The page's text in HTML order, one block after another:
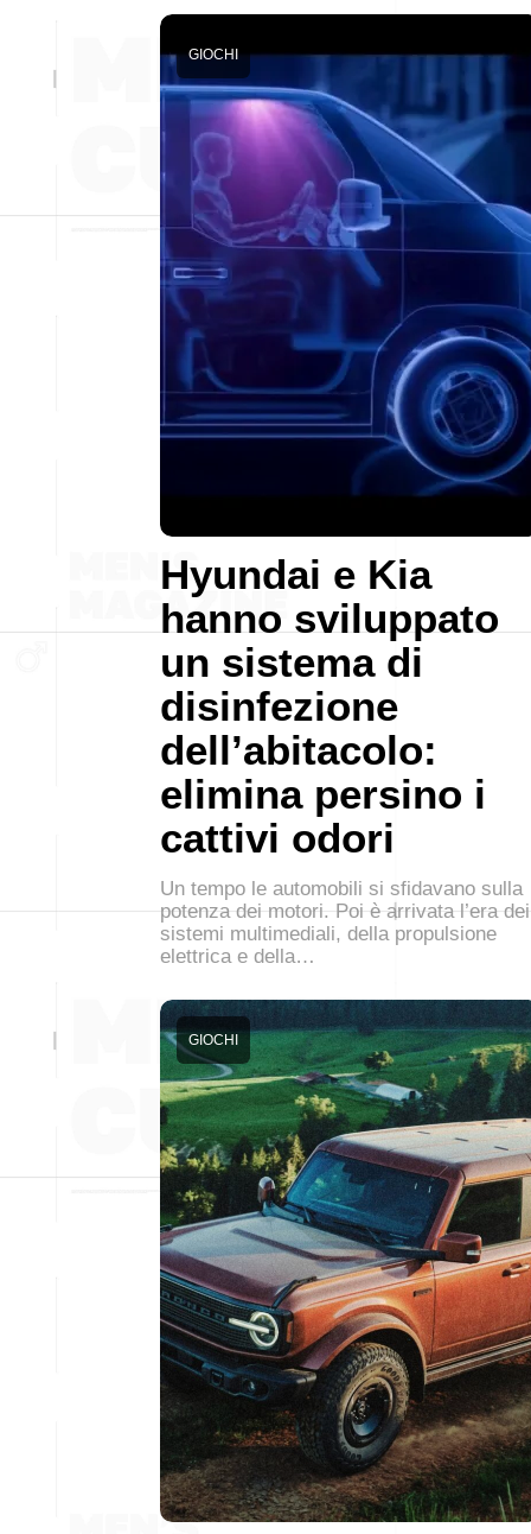
Hyundai e Kia
hanno sviluppato
un sistema di
disinfezione
dell’abitacolo:
elimina persino i
cattivi odori
GIOCHI
Un tempo le automobili si sfidavano sulla
potenza dei motori. Poi è arrivata l’era dei
sistemi multimediali, della propulsione
elettrica e della…
GIOCHI